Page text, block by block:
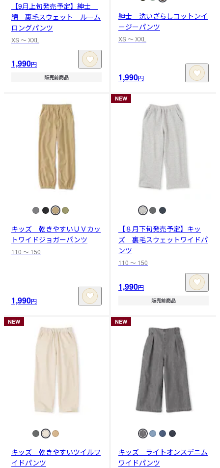
【9月上旬発売予定】紳士
綿 裏毛スウェット ルーム
ロングパンツ
XS 〜 XXL
1,990円
販売前商品
紳士 洗いざらしコットンイ
ージーパンツ
XS 〜 XXL
1,990円
キッズ 乾きやすいＵＶカッ
トワイドジョガーパンツ
110 〜 150
1,990円
NEW
【８月下旬発売予定】キッ
ズ 裏毛スウェットワイドパ
ンツ
110 〜 150
1,990円
販売前商品
NEW
キッズ 乾きやすいツイルワ
イドパンツ
NEW
キッズ ライトオンスデニム
ワイドパンツ